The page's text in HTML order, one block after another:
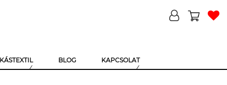
BLOG KAPCSOLAT